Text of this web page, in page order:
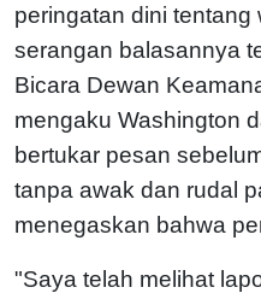
peringatan dini tentang
serangan balasannya
Bicara Dewan
mengaku Washington
bertukar pesan
tanpa awak dan rudal
menegaskan bahwa
"Saya telah melihat